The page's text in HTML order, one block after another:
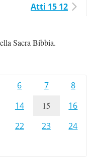
Atti 15 12
Sacra Bibbia.
6 7
8
14 15
16
22 23
24